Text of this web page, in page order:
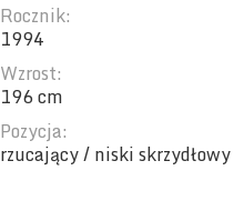
Rocznik:
1994
Wzrost:
196 cm
Pozycja:
rzucający / niski skrzydłowy